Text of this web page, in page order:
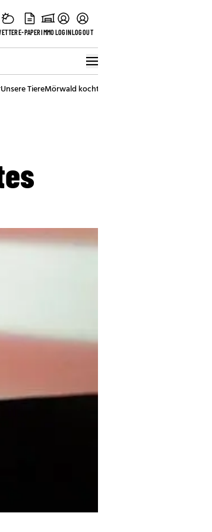
E-PAPERIMMOLOGINLOGOUT
Unsere TiereMörwald kocht